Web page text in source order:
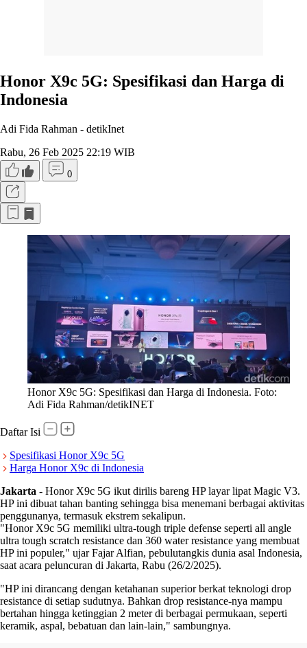
Honor X9c 5G: Spesifikasi dan Harga di
Indonesia
Adi Fida Rahman - detikInet
Rabu, 26 Feb 2025 22:19 WIB
0
Honor X9c 5G: Spesifikasi dan Harga di Indonesia. Foto:
Adi Fida Rahman/detikINET
Daftar Isi
Spesifikasi Honor X9c 5G
Harga Honor X9c di Indonesia
Jakarta - Honor X9c 5G ikut dirilis bareng HP layar lipat Magic V3.
HP ini dibuat tahan banting sehingga bisa menemani berbagai aktivitas
penggunanya, termasuk ekstrem sekalipun.
"Honor X9c 5G memiliki ultra-tough triple defense seperti all angle
ultra tough scratch resistance dan 360 water resistance yang membuat
HP ini populer," ujar Fajar Alfian, pebulutangkis dunia asal Indonesia,
saat acara peluncuran di Jakarta, Rabu (26/2/2025).
"HP ini dirancang dengan ketahanan superior berkat teknologi drop
resistance di setiap sudutnya. Bahkan drop resistance-nya mampu
bertahan hingga ketinggian 2 meter di berbagai permukaan, seperti
keramik, aspal, bebatuan dan lain-lain," sambungnya.